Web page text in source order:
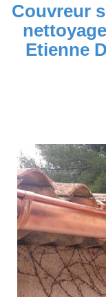
Couvreur
Etienne